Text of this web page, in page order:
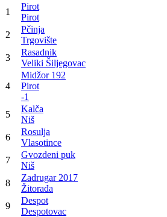
1
Pirot
Pirot
2
Pčinja
Trgovište
3
Rasadnik
Veliki Šiljegovac
4
Midžor 192
Pirot
-1
5
Kalča
Niš
6
Rosulja
Vlasotince
7
Gvozdeni puk
Niš
8
Zadrugar 2017
Žitorađa
9
Despot
Despotovac